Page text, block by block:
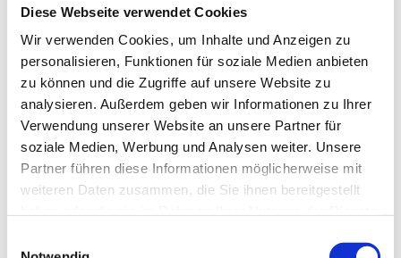
Diese Webseite verwendet Cookies
Wir verwenden Cookies, um Inhalte und Anzeigen zu
personalisieren, Funktionen für soziale Medien anbieten
zu können und die Zugriffe auf unsere Website zu
analysieren. Außerdem geben wir Informationen zu Ihrer
Verwendung unserer Website an unsere Partner für
soziale Medien, Werbung und Analysen weiter. Unsere
Partner führen diese Informationen möglicherweise mit
weiteren Daten zusammen, die Sie ihnen bereitgestellt
Umsätze, die vor dem 1. Juli 2020
ausgeführt wurden und die zu 19% bzw.
7% erfolgen, können über diezusätzliche
Angabe des Leistungsdatumsebenfalls
auf den bekannten Erlöskonten erfasst
werden.